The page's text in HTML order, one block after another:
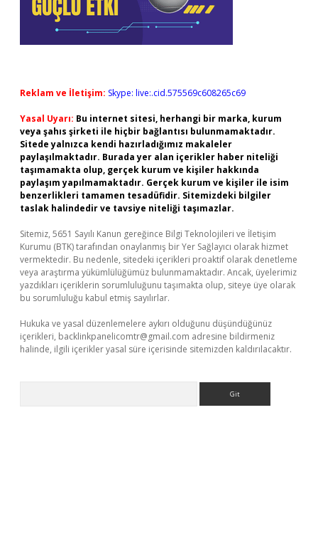
Reklam ve İletişim: Skype: live:.cid.575569c608265c69
Yasal Uyarı: Bu internet sitesi, herhangi bir marka, kurum
veya şahıs şirketi ile hiçbir bağlantısı bulunmamaktadır.
Sitede yalnızca kendi hazırladığımız makaleler
paylaşılmaktadır. Burada yer alan içerikler haber niteliği
taşımamakta olup, gerçek kurum ve kişiler hakkında
paylaşım yapılmamaktadır. Gerçek kurum ve kişiler ile isim
benzerlikleri tamamen tesadüfidir. Sitemizdeki bilgiler
taslak halindedir ve tavsiye niteliği taşımazlar.
Sitemiz, 5651 Sayılı Kanun gereğince Bilgi Teknolojileri ve İletişim
Kurumu (BTK) tarafından onaylanmış bir Yer Sağlayıcı olarak hizmet
vermektedir. Bu nedenle, sitedeki içerikleri proaktif olarak denetleme
veya araştırma yükümlülüğümüz bulunmamaktadır. Ancak, üyelerimiz
yazdıkları içeriklerin sorumluluğunu taşımakta olup, siteye üye olarak
bu sorumluluğu kabul etmiş sayılırlar.
Hukuka ve yasal düzenlemelere aykırı olduğunu düşündüğünüz
içerikleri, backlinkpanelicomtr@gmail.com adresine bildirmeniz
halinde, ilgili içerikler yasal süre içerisinde sitemizden kaldırılacaktır.